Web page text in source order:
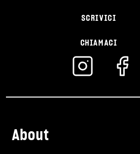
SCRIVICI
CHIAMACI
About